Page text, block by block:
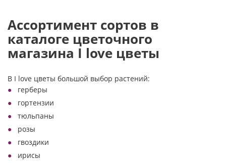
Ассортимент сортов в
каталоге цветочного
магазина I love цветы
В I love цветы большой выбор растений:
герберы
гортензии
тюльпаны
розы
гвоздики
ирисы